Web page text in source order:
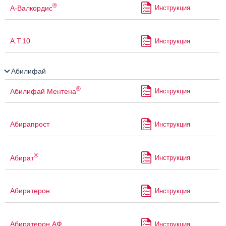
А-Валкордис® Инструкция
А.Т.10 Инструкция
Абилифай
Абилифай Ментена® Инструкция
Абирапрост Инструкция
Абират® Инструкция
Абиратерон Инструкция
Абиратерон АФ Инструкция